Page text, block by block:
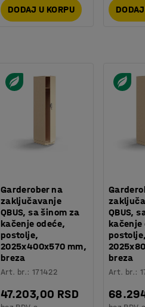
DODAJ U KORPU
Garderober na
zaključavanje
QBUS, sa šinom za
kačenje odeće,
postolje,
2025x400x570 mm,
breza
Art. br.: 171422
47.203,00 RSD
QBUS,
kačenje
breza
Art. br.: